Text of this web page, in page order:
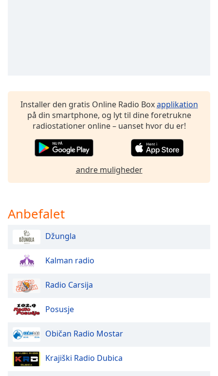
window.
Text
Opacity
Caption
Background
Color
Installer den gratis Online Radio Boxapplikation
på din smartphone, og lyt til dine foretrukne
radiostationer online – uanset hvor du er!
andre muligheder
Anbefalet
Džungla
Kalman radio
Radio Carsija
Posusje
Običan Radio Mostar
Krajiški Radio Dubica